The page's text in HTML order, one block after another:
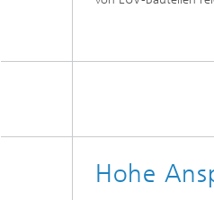
Hohe